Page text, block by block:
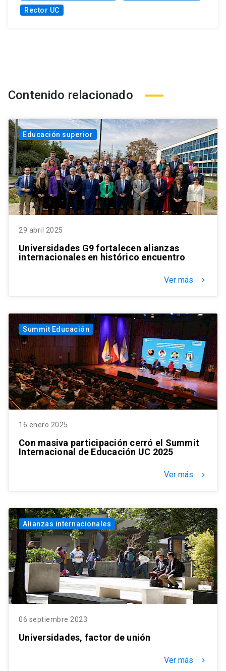
Rector UC
Contenido relacionado
Educación superior
29 abril 2025
Universidades G9 fortalecen alianzas
internacionales en histórico encuentro
Ver más keyboard_arrow_right
Summit Educación
16 enero 2025
Con masiva participación cerró el Summit
Internacional de Educación UC 2025
Ver más keyboard_arrow_right
Alianzas internacionales
06 septiembre 2023
Universidades, factor de unión
Ver más keyboard_arrow_right